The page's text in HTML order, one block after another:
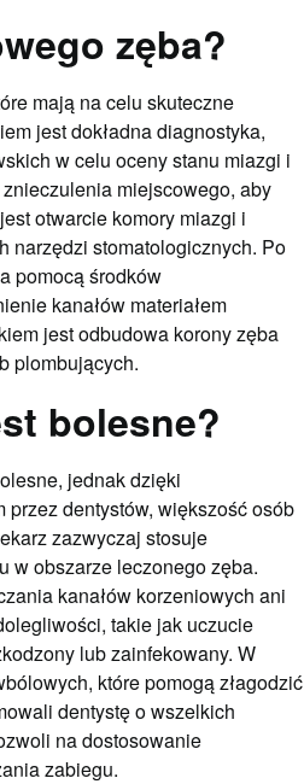
zęba?
mają na celu skuteczne
jest dokładna diagnostyka,
w celu oceny stanu miazgi i
miejscowego, aby
otwarcie komory miazgi i
narzędzi stomatologicznych. Po
pomocą środków
kanałów materiałem
jest odbudowa korony zęba
plombujących.
bolesne?
jednak dzięki
dentystów, większość osób
zazwyczaj stosuje
w obszarze leczonego zęba.
kanałów korzeniowych ani
takie jak uczucie
lub zainfekowany. W
które pomogą złagodzić
dentystę o wszelkich
na dostosowanie
zabiegu.